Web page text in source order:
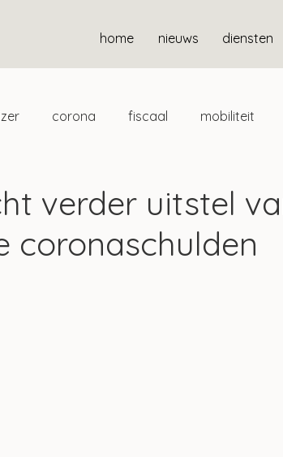
home nieuws diensten
corona fiscaal mobiliteit
verder uitstel
coronaschulden